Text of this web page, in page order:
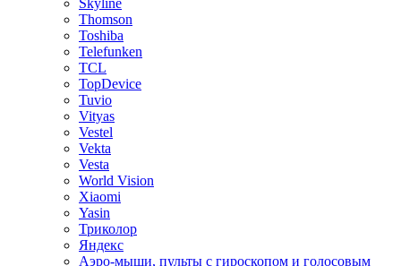
Skyline
Thomson
Toshiba
Telefunken
TCL
TopDevice
Tuvio
Vityas
Vestel
Vekta
Vesta
World Vision
Xiaomi
Yasin
Триколор
Яндекс
Аэро-мыши, пульты с гироскопом и голосовым